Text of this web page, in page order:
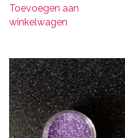
Toevoegen aan
winkelwagen